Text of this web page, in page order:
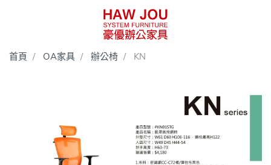
首頁 OA家具 辦公椅 KN